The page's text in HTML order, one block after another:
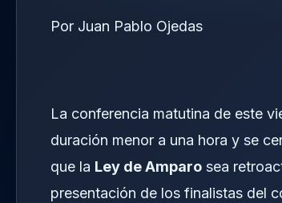
Por Juan Pablo Ojedas
La conferencia matutina de este
duración menor a una hora y se
que la Ley de Amparo sea
presentación de los finalistas del